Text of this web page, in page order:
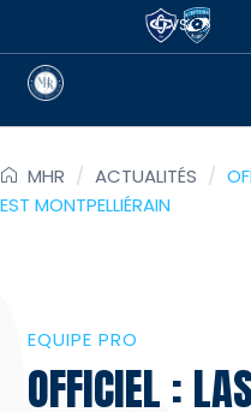
VS
MHR / ACTUALITÉS /
EST MONTPELLIÉRAIN
EQUIPE PRO
OFFICIEL :